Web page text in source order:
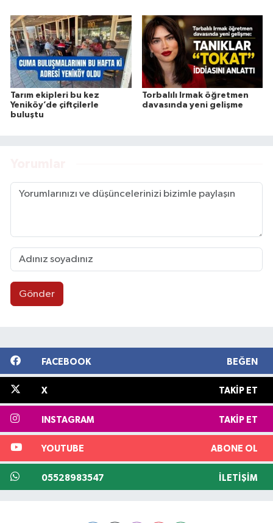
Tarım ekipleri bu kez
Yeniköy’de çiftçilerle
buluştu
Torbalılı Irmak öğretmen
davasında yeni gelişme
Gönder
FACEBOOK BEĞEN
X TAKIP ET
INSTAGRAM TAKIP ET
YOUTUBE ABONE OL
05528983547 İLETIŞIM